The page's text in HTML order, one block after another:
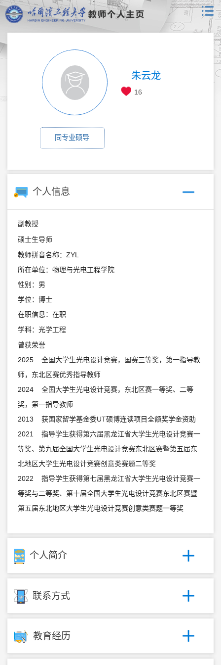
朱云龙
16
同专业硕导
个人信息
副教授
硕士生导师
教师拼音名称：ZYL
所在单位：物理与光电工程学院
性别：男
学位：博士
在职信息：在职
学科：光学工程
曾获荣誉
2025 全国大学生光电设计竞赛，国赛三等奖，第一指导教
师，东北区赛优秀指导教师
2024 全国大学生光电设计竞赛，东北区赛一等奖、二等
奖，第一指导教师
2013 获国家留学基金委UT硕博连读项目全额奖学金资助
2021 指导学生获得第六届黑龙江省大学生光电设计竞赛一
等奖、第九届全国大学生光电设计竞赛东北区赛暨第五届东
北地区大学生光电设计竞赛创意类赛题二等奖
2022 指导学生获得第七届黑龙江省大学生光电设计竞赛一
等奖与二等奖、第十届全国大学生光电设计竞赛东北区赛暨
第五届东北地区大学生光电设计竞赛创意类赛题一等奖
个人简介
联系方式
教育经历